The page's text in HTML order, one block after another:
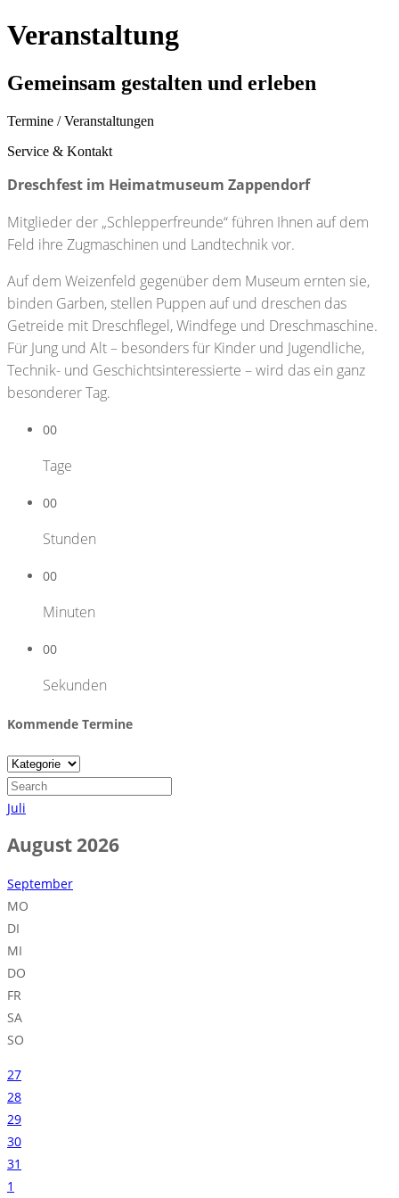
Veranstaltung
Gemeinsam gestalten und erleben
Termine / Veranstaltungen
Service & Kontakt
Dreschfest im Heimatmuseum Zappendorf
Mitglieder der „Schlepperfreunde“ führen Ihnen auf dem
Feld ihre Zugmaschinen und Landtechnik vor.
Auf dem Weizenfeld gegenüber dem Museum ernten sie,
binden Garben, stellen Puppen auf und dreschen das
Getreide mit Dreschflegel, Windfege und Dreschmaschine.
Für Jung und Alt – besonders für Kinder und Jugendliche,
Technik- und Geschichtsinteressierte – wird das ein ganz
besonderer Tag.
00
Tage
00
Stunden
00
Minuten
00
Sekunden
Kommende Termine
Juli
August 2026
September
MO
DI
MI
DO
FR
SA
SO
27
28
29
30
31
1